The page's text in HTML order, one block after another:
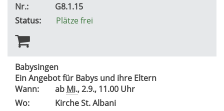
Nr.:
G8.1.15
Status:
Plätze frei
Babysingen
Ein Angebot für Babys und ihre Eltern
Wann:
ab Mi., 2.9., 11.00 Uhr
Wo:
Kirche St. Albani